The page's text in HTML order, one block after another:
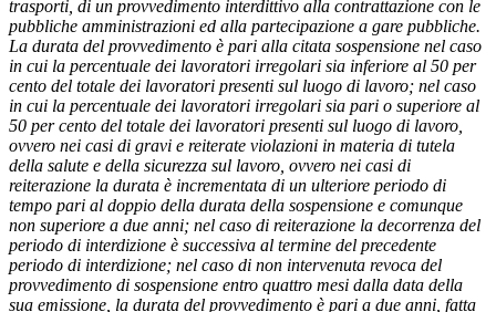
trasporti, di un provvedimento interdittivo alla contrattazione con le
pubbliche amministrazioni ed alla partecipazione a gare pubbliche.
La durata del provvedimento è pari alla citata sospensione nel caso
in cui la percentuale dei lavoratori irregolari sia inferiore al 50 per
cento del totale dei lavoratori presenti sul luogo di lavoro; nel caso
in cui la percentuale dei lavoratori irregolari sia pari o superiore al
50 per cento del totale dei lavoratori presenti sul luogo di lavoro,
ovvero nei casi di gravi e reiterate violazioni in materia di tutela
della salute e della sicurezza sul lavoro, ovvero nei casi di
reiterazione la durata è incrementata di un ulteriore periodo di
tempo pari al doppio della durata della sospensione e comunque
non superiore a due anni; nel caso di reiterazione la decorrenza del
periodo di interdizione è successiva al termine del precedente
periodo di interdizione; nel caso di non intervenuta revoca del
provvedimento di sospensione entro quattro mesi dalla data della
sua emissione, la durata del provvedimento è pari a due anni, fatta